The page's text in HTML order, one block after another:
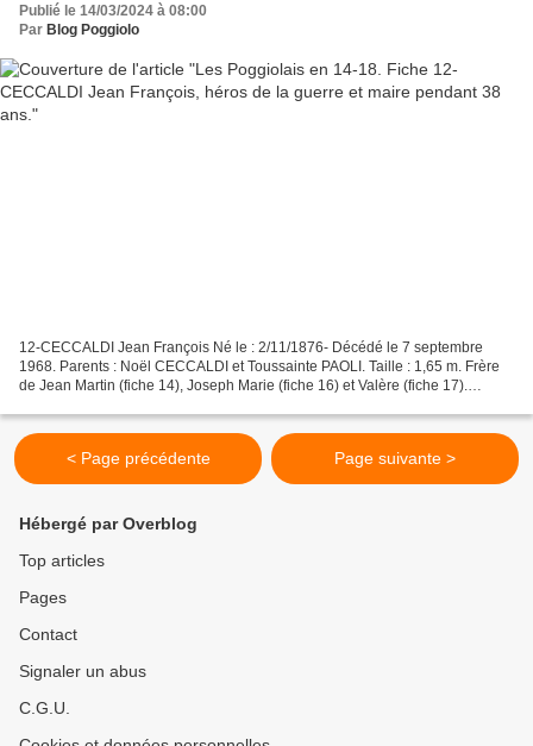
Publié le 14/03/2024 à 08:00
Par Blog Poggiolo
12-CECCALDI Jean François Né le : 2/11/1876- Décédé le 7 septembre
1968. Parents : Noël CECCALDI et Toussainte PAOLI. Taille : 1,65 m. Frère
de Jean Martin (fiche 14), Joseph Marie (fiche 16) et Valère (fiche 17).
< Page précédente Page suivante >
Hébergé par Overblog
Top articles
Pages
Contact
Signaler un abus
C.G.U.